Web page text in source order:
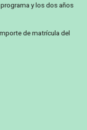
y los dos años
de matrícula del